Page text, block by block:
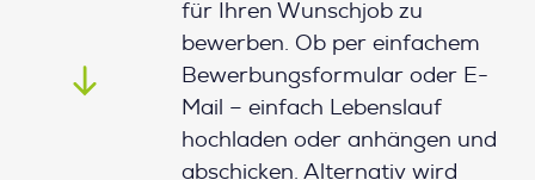
für Ihren Wunschjob zu
bewerben. Ob per einfachem
Bewerbungsformular oder E-
Mail – einfach Lebenslauf
hochladen oder anhängen und
abschicken. Alternativ wird